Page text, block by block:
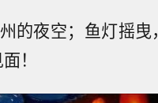
的夜空；鱼灯摇曳，
！